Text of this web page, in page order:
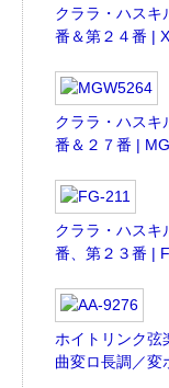
クララ・ハスキ
番＆第２４番 |
クララ・ハスキ
番＆２７番 |
クララ・ハスキ
番、第２３番 |
ホイトリンク弦
曲変ロ長調／変